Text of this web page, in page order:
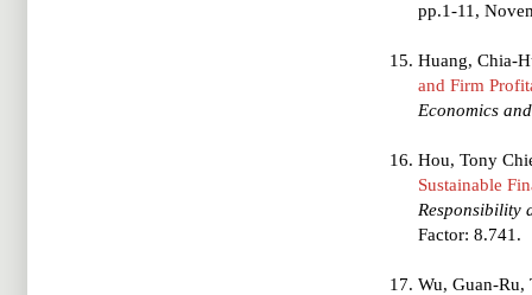
pp.1-11,
Huang, Chia-
and Firm
Economics
Hou, Tony
Sustainable
Responsibility
Factor: 8.741.
Wu, Guan-Ru,